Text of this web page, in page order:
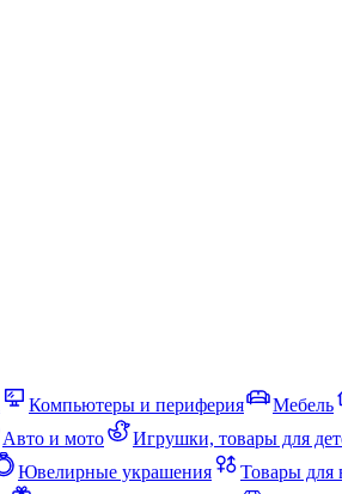
Компьютеры и периферия Мебель
Авто и мото Игрушки, товары для
Ювелирные украшения Товары для